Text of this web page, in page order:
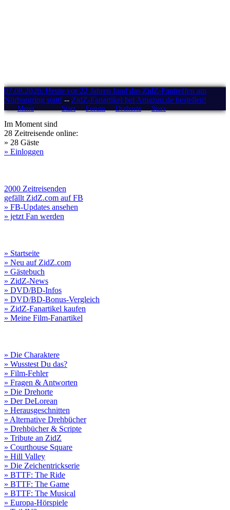
07.08.2026: Heute vor 22 Jahren fand das ZidZ-Fantreffen am
Nürburgring statt! -- ZidZ-Fanartikel bei Amazon.de bestellen!
Menü Start Forum Drehorte Stars
Im Moment sind
28 Zeitreisende online:
» 28 Gäste
» Einloggen
2000 Zeitreisenden
gefällt ZidZ.com auf FB
» FB-Updates ansehen
» jetzt Fan werden
» Startseite
» Neu auf ZidZ.com
» Gästebuch
» ZidZ-News
» DVD/BD-Infos
» DVD/BD-Bonus-Vergleich
» ZidZ-Fanartikel kaufen
» Meine Film-Fanartikel
» Die Charaktere
» Wusstest Du das?
» Film-Fehler
» Fragen & Antworten
» Die Drehorte
» Der DeLorean
» Herausgeschnitten
» Alternative Drehbücher
» Drehbücher & Scripte
» Tribute an ZidZ
» Courthouse Square
» Hill Valley
» Die Zeichentrickserie
» BTTF: The Ride
» BTTF: The Game
» BTTF: The Musical
» Europa-Hörspiele